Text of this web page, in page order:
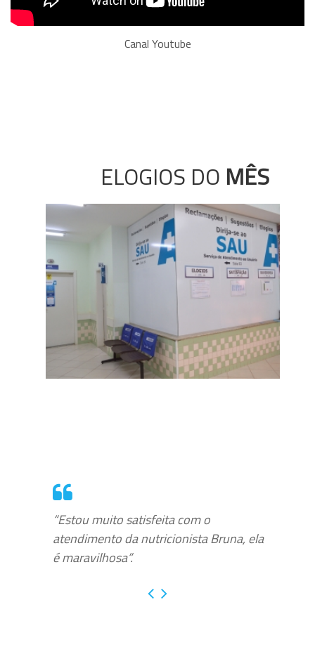
Canal Youtube
ELOGIOS DO MÊS
“Estou muito satisfeita com o
atendimento da nutricionista Bruna, ela
é maravilhosa”.